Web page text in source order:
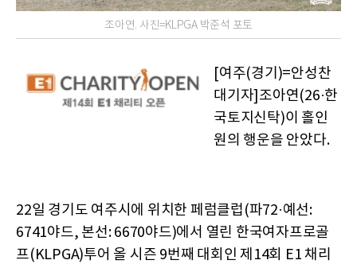
조아연. 사진=KLPGA 박준석 포토
[여주(경기)=안성찬
대기자]조아연(26·한
국토지신탁)이 홀인
원의 행운을 안았다.
22일 경기도 여주시에 위치한 페럼클럽(파72·예선:
6741야드, 본선: 6670야드)에서 열린 한국여자프로골
프(KLPGA)투어 올 시즌 9번째 대회인 제14회 E1 채리